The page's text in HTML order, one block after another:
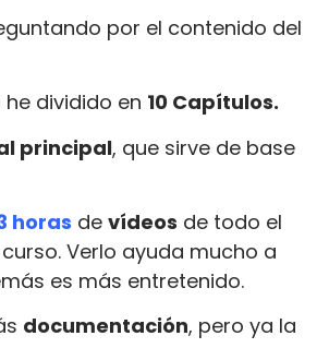
por el contenido del
he dividido en 10 Capítulos.
principal, que sirve de base
horas de vídeos de todo el
Verlo ayuda mucho a
es más entretenido.
documentación, pero ya la